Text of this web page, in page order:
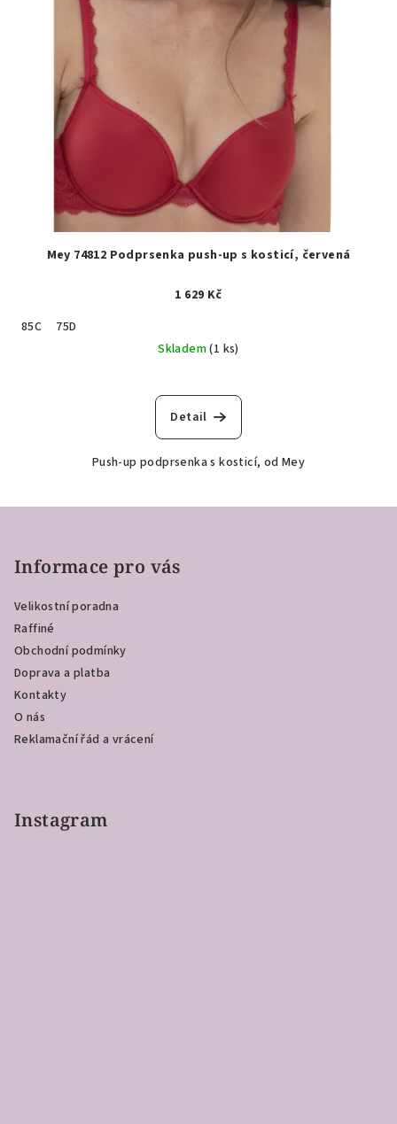
Mey 74812 Podprsenka push-up s kosticí, červená
1 629 Kč
85C
75D
Skladem(1 ks)
Detail
Push-up podprsenka s kosticí, od Mey
Informace pro vás
Velikostní poradna
Raffiné
Obchodní podmínky
Doprava a platba
Kontakty
O nás
Reklamační řád a vrácení
Instagram